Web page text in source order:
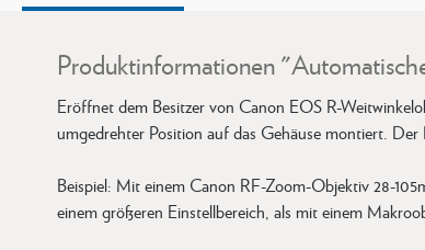
Produktinformationen
Eröffnet dem Besitzer von Canon EOS R-
umgedrehter Position auf das Gehäuse montiert.
Beispiel: Mit einem Canon RF-Zoom-Objektiv 28-
einem größeren Einstellbereich, als mit einem